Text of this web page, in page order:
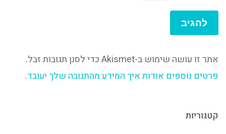
אתר זו עושה שימוש ב-Akismet כדי לסנן תגובות זבל.
פרטים נוספים אודות איך המידע מהתגובה שלך יעובד.
קטגוריות